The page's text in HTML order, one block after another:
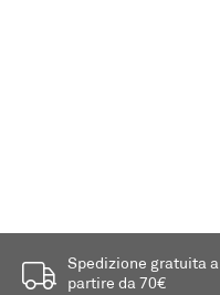
Spedizione gratuita a
partire da 70€